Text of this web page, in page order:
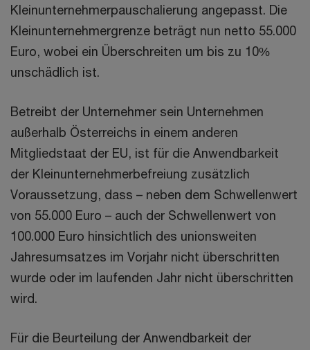
Kleinunternehmerpauschalierung angepasst. Die
Kleinunternehmergrenze beträgt nun netto 55.000
Euro, wobei ein Überschreiten um bis zu 10%
unschädlich ist.
Betreibt der Unternehmer sein Unternehmen
außerhalb Österreichs in einem anderen
Mitgliedstaat der EU, ist für die Anwendbarkeit
der Kleinunternehmerbefreiung zusätzlich
Voraussetzung, dass – neben dem Schwellenwert
von 55.000 Euro – auch der Schwellenwert von
100.000 Euro hinsichtlich des unionsweiten
Jahresumsatzes im Vorjahr nicht überschritten
wurde oder im laufenden Jahr nicht überschritten
wird.
Für die Beurteilung der Anwendbarkeit der